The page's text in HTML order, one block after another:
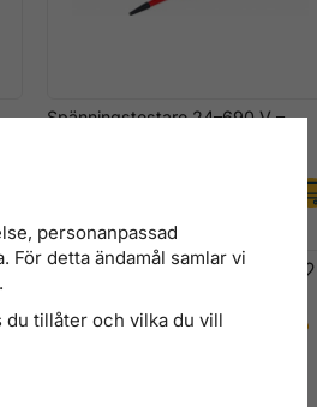
Spänningstestare 24–690 V –
personanpassad
detta ändamål samlar vi
tillåter och vilka du vill